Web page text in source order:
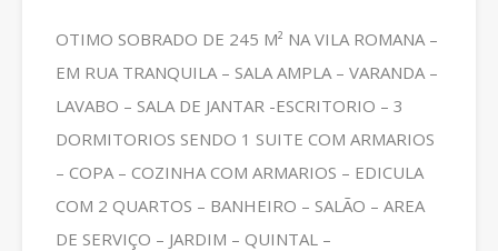
OTIMO SOBRADO DE 245 M² NA VILA ROMANA –
EM RUA TRANQUILA – SALA AMPLA – VARANDA –
LAVABO – SALA DE JANTAR -ESCRITORIO – 3
DORMITORIOS SENDO 1 SUITE COM ARMARIOS
– COPA – COZINHA COM ARMARIOS – EDICULA
COM 2 QUARTOS – BANHEIRO – SALÃO – AREA
DE SERVIÇO – JARDIM – QUINTAL –